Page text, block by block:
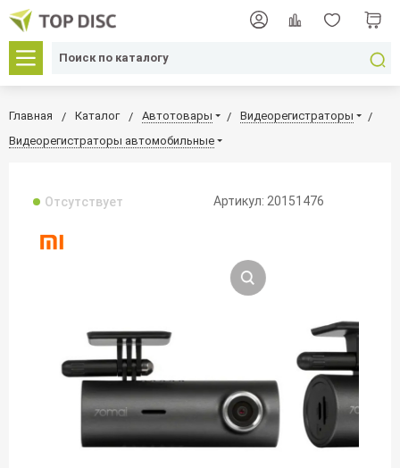
Главная Каталог Автотовары
Видеорегистраторы
Видеорегистраторы автомобильные
Отсутствует Артикул: 20151476